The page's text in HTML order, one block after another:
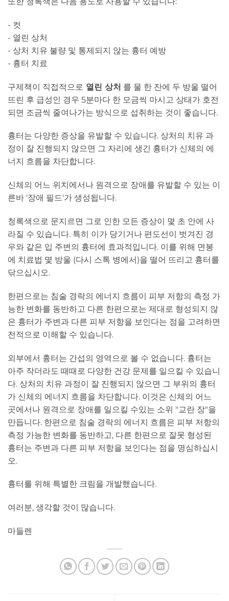
- 컷
- 열린 상처
- 상처 치유 불량 및 통제되지 않는 흉터 예방
- 흉터 치료
구제책이 직접적으로 열린 상처 를 물 한 잔에 두 방울 떨어
뜨린 후 급성인 경우 5분마다 한 모금씩 마시고 상태가 호전
되면 조금씩 줄여나가는 방식으로 섭취하는 것이 좋습니다.
흉터는 다양한 증상을 유발할 수 있습니다. 상처의 치유 과
정이 잘 진행되지 않으면 그 자리에 생긴 흉터가 신체의 에
너지 흐름을 차단합니다.
신체의 어느 위치에서나 원격으로 장애를 유발할 수 있는 이
른바 '장애 필드'가 생성됩니다.
청록색으로 문지르면 그로 인한 모든 증상이 몇 초 안에 사
라질 수 있습니다. 특히 이가 당기거나 편도선이 벗겨진 경
우와 같은 입 주변의 흉터에 효과적입니다. 이를 위해 면봉
에 치료법 몇 방울 (다시 스톡 병에서)을 떨어 뜨리고 흉터를
닦으십시오.
한편으로는 침술 경락의 에너지 흐름이 피부 저항의 측정 가
능한 변화를 동반하고 다른 한편으로는 제대로 형성되지 않
은 흉터가 주변과 다른 피부 저항을 보인다는 점을 고려하면
전적으로 이해할 수 있습니다.
외부에서 흉터는 간섭의 영역으로 볼 수 없습니다. 흉터는
아주 작더라도 때때로 다양한 건강 문제를 일으킬 수 있습니
다. 상처의 치유 과정이 잘 진행되지 않으면 그 부위의 흉터
가 신체의 에너지 흐름을 차단합니다. 이것은 신체의 어느
곳에서나 원격으로 장애를 일으킬 수있는 소위 "교란 장"을
만듭니다. 한편으로 침술 경락의 에너지 흐름은 피부 저항의
측정 가능한 변화를 동반하고, 다른 한편으로 잘못 형성된
흉터는 주변과 다른 피부 저항을 보인다는 점을 명심하십시
오.
흉터를 위해 특별한 크림을 개발했습니다.
여러분, 생각할 것이 많습니다.
마들렌